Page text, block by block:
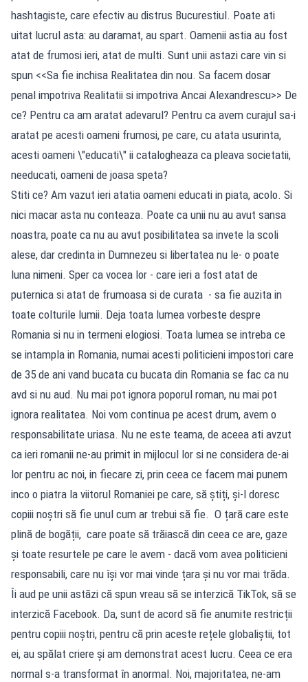
hashtagiste, care efectiv au distrus Bucurestiul. Poate ati
uitat lucrul asta: au daramat, au spart. Oamenii astia au fost
atat de frumosi ieri, atat de multi. Sunt unii astazi care vin si
spun <<Sa fie inchisa Realitatea din nou. Sa facem dosar
penal impotriva Realitatii si impotriva Ancai Alexandrescu>> De
ce? Pentru ca am aratat adevarul? Pentru ca avem curajul sa-i
aratat pe acesti oameni frumosi, pe care, cu atata usurinta,
acesti oameni \"educati\" ii catalogheaza ca pleava societatii,
needucati, oameni de joasa speta?
Stiti ce? Am vazut ieri atatia oameni educati in piata, acolo. Si
nici macar asta nu conteaza. Poate ca unii nu au avut sansa
noastra, poate ca nu au avut posibilitatea sa invete la scoli
alese, dar credinta in Dumnezeu si libertatea nu le- o poate
luna nimeni. Sper ca vocea lor - care ieri a fost atat de
puternica si atat de frumoasa si de curata - sa fie auzita in
toate colturile lumii. Deja toata lumea vorbeste despre
Romania si nu in termeni elogiosi. Toata lumea se intreba ce
se intampla in Romania, numai acesti politicieni impostori care
de 35 de ani vand bucata cu bucata din Romania se fac ca nu
avd si nu aud. Nu mai pot ignora poporul roman, nu mai pot
ignora realitatea. Noi vom continua pe acest drum, avem o
responsabilitate uriasa. Nu ne este teama, de aceea ati avzut
ca ieri romanii ne-au primit in mijlocul lor si ne considera de-ai
lor pentru ac noi, in fiecare zi, prin ceea ce facem mai punem
inco o piatra la viitorul Romaniei pe care, să știți, și-l doresc
copiii noștri să fie unul cum ar trebui să fie. O țară care este
plină de bogății, care poate să trăiască din ceea ce are, gaze
și toate resurtele pe care le avem - dacă vom avea politicieni
responsabili, care nu își vor mai vinde țara și nu vor mai trăda.
Îi aud pe unii astăzi că spun vreau să se interzică TikTok, să se
interzică Facebook. Da, sunt de acord să fie anumite restricții
pentru copiii noștri, pentru că prin aceste rețele globaliștii, tot
ei, au spălat criere și am demonstrat acest lucru. Ceea ce era
normal s-a transformat în anormal. Noi, majoritatea, ne-am